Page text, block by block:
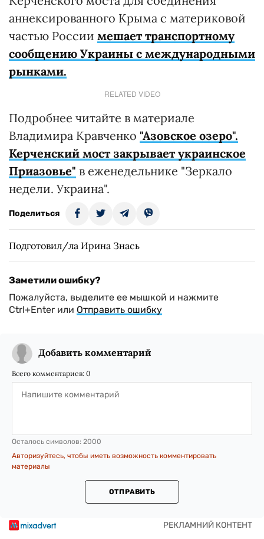
аннексированного Крыма с материковой
частью России мешает транспортному
сообщению Украины с международными
рынками.
RELATED VIDEO
Подробнее читайте в материале
Владимира Кравченко "Азовское озеро".
Керченский мост закрывает украинское
Приазовье" в еженедельнике "Зеркало
недели. Украина".
Поделиться
Подготовил/ла Ирина Знась
Заметили ошибку?
Пожалуйста, выделите ее мышкой и нажмите
Ctrl+Enter или Отправить ошибку
Добавить комментарий
Всего комментариев: 0
Осталось символов: 2000
Авторизуйтесь, чтобы иметь возможность комментировать
материалы
ОТПРАВИТЬ